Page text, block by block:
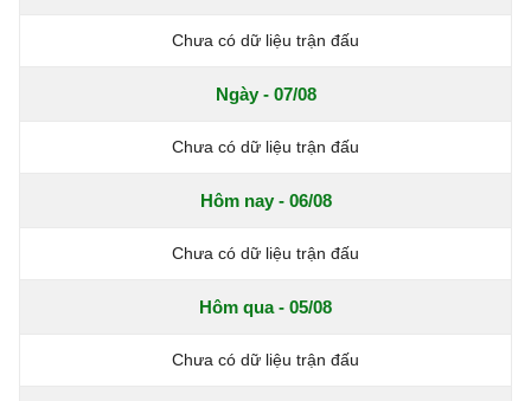
Chưa có dữ liệu trận đấu
Ngày - 07/08
Chưa có dữ liệu trận đấu
Hôm nay - 06/08
Chưa có dữ liệu trận đấu
Hôm qua - 05/08
Chưa có dữ liệu trận đấu